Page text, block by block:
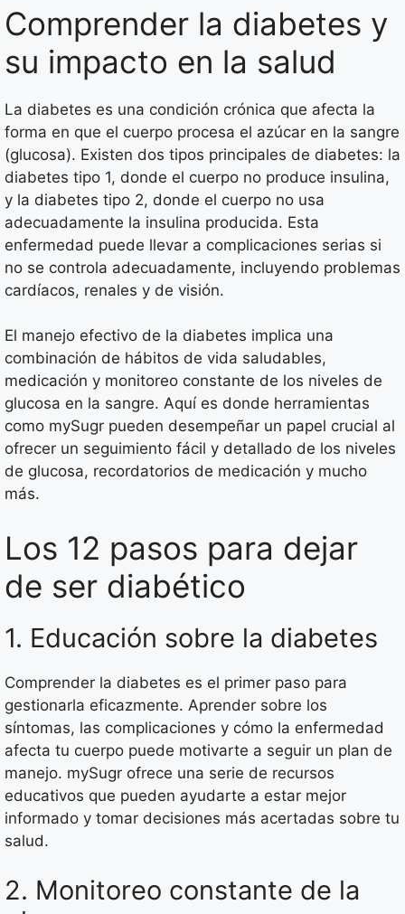
Comprender la diabetes y
su impacto en la salud
La diabetes es una condición crónica que afecta la
forma en que el cuerpo procesa el azúcar en la sangre
(glucosa). Existen dos tipos principales de diabetes: la
diabetes tipo 1, donde el cuerpo no produce insulina,
y la diabetes tipo 2, donde el cuerpo no usa
adecuadamente la insulina producida. Esta
enfermedad puede llevar a complicaciones serias si
no se controla adecuadamente, incluyendo problemas
cardíacos, renales y de visión.
El manejo efectivo de la diabetes implica una
combinación de hábitos de vida saludables,
medicación y monitoreo constante de los niveles de
glucosa en la sangre. Aquí es donde herramientas
como mySugr pueden desempeñar un papel crucial al
ofrecer un seguimiento fácil y detallado de los niveles
de glucosa, recordatorios de medicación y mucho
más.
Los 12 pasos para dejar
de ser diabético
1. Educación sobre la diabetes
Comprender la diabetes es el primer paso para
gestionarla eficazmente. Aprender sobre los
síntomas, las complicaciones y cómo la enfermedad
afecta tu cuerpo puede motivarte a seguir un plan de
manejo. mySugr ofrece una serie de recursos
educativos que pueden ayudarte a estar mejor
informado y tomar decisiones más acertadas sobre tu
salud.
2. Monitoreo constante de la